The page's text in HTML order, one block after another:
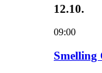
12.10.
09:00
Smelling